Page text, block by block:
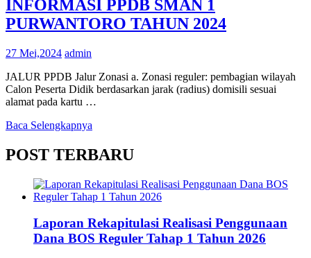
INFORMASI PPDB SMAN 1
PURWANTORO TAHUN 2024
27 Mei,2024 admin
JALUR PPDB Jalur Zonasi a. Zonasi reguler: pembagian wilayah
Calon Peserta Didik berdasarkan jarak (radius) domisili sesuai
alamat pada kartu …
Baca Selengkapnya
POST TERBARU
Laporan Rekapitulasi Realisasi Penggunaan
Dana BOS Reguler Tahap 1 Tahun 2026